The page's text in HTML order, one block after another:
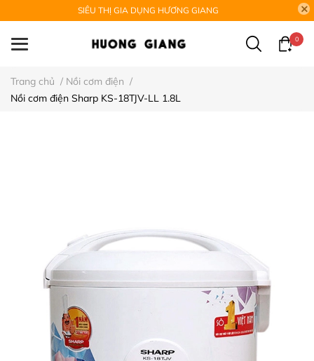
SIÊU THỊ GIA DỤNG HƯƠNG GIANG
0
Trang chủ / Nồi cơm điện /
Nồi cơm điện Sharp KS-18TJV-LL 1.8L